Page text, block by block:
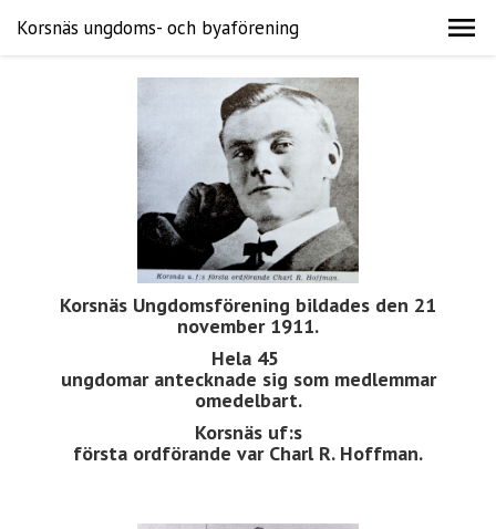
Korsnäs ungdoms- och byaförening
Korsnäs Ungdomsförening bildades den 21
november 1911.
Hela 45
ungdomar antecknade sig som medlemmar
omedelbart.
Korsnäs uf:s
första ordförande var Charl R. Hoffman.